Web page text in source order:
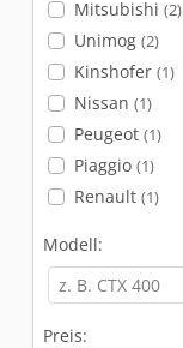
Mitsubishi (2)
Unimog (2)
Kinshofer (1)
Nissan (1)
Peugeot (1)
Piaggio (1)
Renault (1)
Modell:
Preis: